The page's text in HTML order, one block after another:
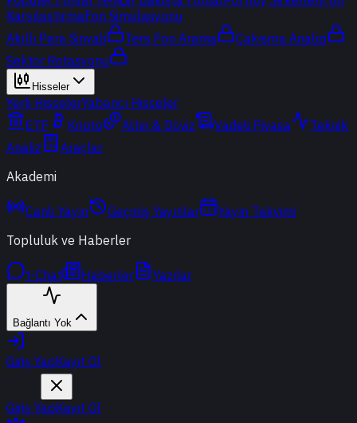
KarşılaştırmaFon Simülasyonu
Akıllı Para Sinyali
Ters Fon Arama
Çakışma Analizi
Sektör Rotasyonu
Hisseler
Yerli HisselerYabancı Hisseler
ETF
Kripto Altın & Döviz Vadeli Piyasa
Teknik
Analiz
Araçlar
Akademi
Canlı Yayın Geçmiş Yayınlar
Yayın Takvimi
Topluluk ve Haberler
t-Chat Haberler Yazılar
Bağlantı Yok
Giriş YapKayıt Ol
Giriş YapKayıt Ol